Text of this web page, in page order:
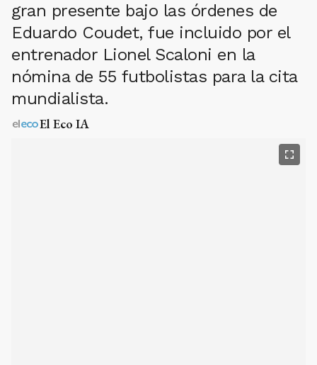
gran presente bajo las órdenes de
Eduardo Coudet, fue incluido por el
entrenador Lionel Scaloni en la
nómina de 55 futbolistas para la cita
mundialista.
El Eco IA